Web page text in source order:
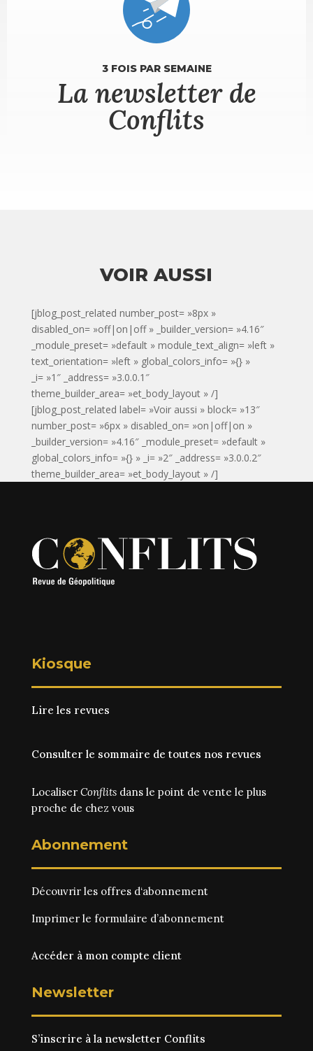
3 FOIS PAR SEMAINE
La newsletter de
Conflits
VOIR AUSSI
[jblog_post_related number_post= »8px »
disabled_on= »off|on|off » _builder_version= »4.16″
_module_preset= »default » module_text_align= »left »
text_orientation= »left » global_colors_info= »{} »
_i= »1″ _address= »3.0.0.1″
theme_builder_area= »et_body_layout » /]
[jblog_post_related label= »Voir aussi » block= »13″
number_post= »6px » disabled_on= »on|off|on »
_builder_version= »4.16″ _module_preset= »default »
global_colors_info= »{} » _i= »2″ _address= »3.0.0.2″
theme_builder_area= »et_body_layout » /]
Kiosque
Lire les revues
Consulter le sommaire de toutes nos revues
Localiser Conflitsdans le point de vente le plus
proche de chez vous
Abonnement
Découvrir les offres d‘abonnement
Imprimer le formulaire d’abonnement
Accéder à mon compte client
Newsletter
S’inscrire à la newsletter Conflits